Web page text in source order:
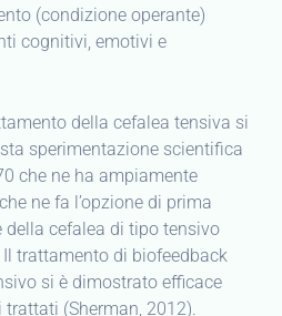
(condizione operante)
cognitivi, emotivi e
della cefalea tensiva si
sperimentazione scientifica
che ne ha ampiamente
ne fa l’opzione di prima
della cefalea di tipo tensivo
trattamento di biofeedback
si è dimostrato efficace
trattati (Sherman, 2012).